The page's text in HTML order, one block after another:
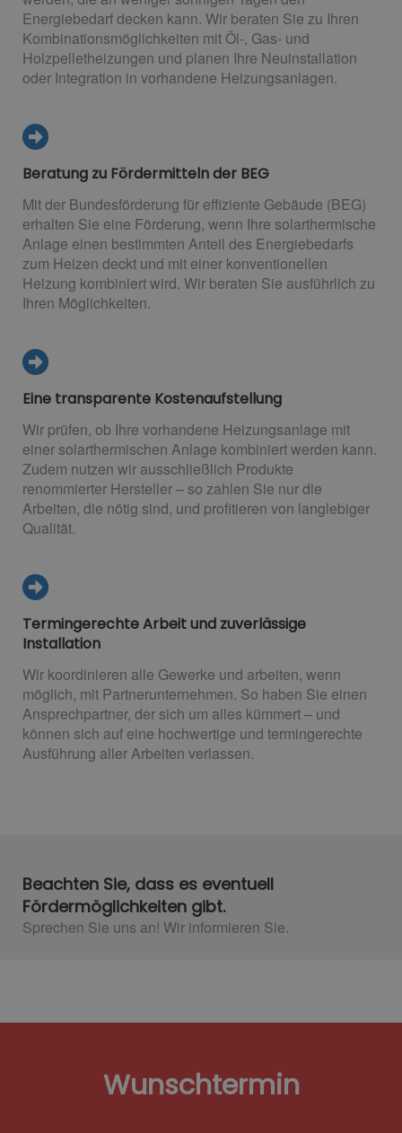
Energiebedarf decken kann. Wir beraten Sie zu Ihren
Kombinationsmöglichkeiten mit Öl-, Gas- und
Holzpelletheizungen und planen Ihre Neuinstallation
oder Integration in vorhandene Heizungsanlagen.
Beratung zu Fördermitteln der BEG
Mit der Bundesförderung für effiziente Gebäude (BEG)
erhalten Sie eine Förderung, wenn Ihre solarthermische
Anlage einen bestimmten Anteil des Energiebedarfs
zum Heizen deckt und mit einer konventionellen
Heizung kombiniert wird. Wir beraten Sie ausführlich zu
Ihren Möglichkeiten.
Eine transparente Kostenaufstellung
Wir prüfen, ob Ihre vorhandene Heizungsanlage mit
einer solarthermischen Anlage kombiniert werden kann.
Zudem nutzen wir ausschließlich Produkte
renommierter Hersteller – so zahlen Sie nur die
Arbeiten, die nötig sind, und profitieren von langlebiger
Qualität.
Termingerechte Arbeit und zuverlässige
Installation
Wir koordinieren alle Gewerke und arbeiten, wenn
möglich, mit Partnerunternehmen. So haben Sie einen
Ansprechpartner, der sich um alles kümmert – und
können sich auf eine hochwertige und termingerechte
Ausführung aller Arbeiten verlassen.
Beachten Sie, dass es eventuell
Fördermöglichkeiten gibt.
Sprechen Sie uns an! Wir informieren Sie.
Wunschtermin